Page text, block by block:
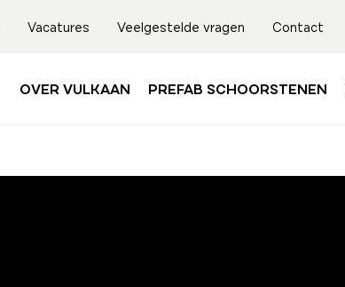
Vacatures Veelgestelde vragen Contact
OVER VULKAAN PREFAB SCHOORSTENEN